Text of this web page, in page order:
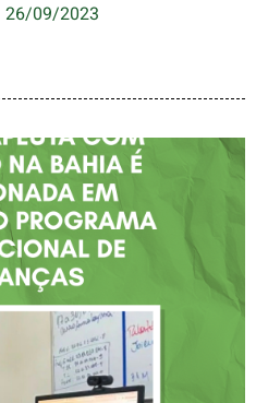
26/09/2023
COM
BAHIA É
EM
PROGRAMA
DE